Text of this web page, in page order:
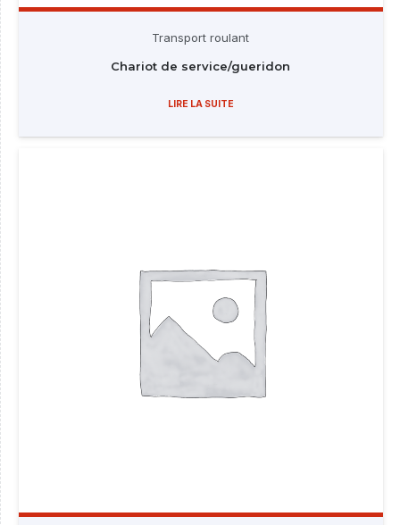
Transport roulant
Chariot de service/gueridon
LIRE LA SUITE